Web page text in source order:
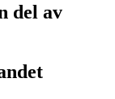
del av